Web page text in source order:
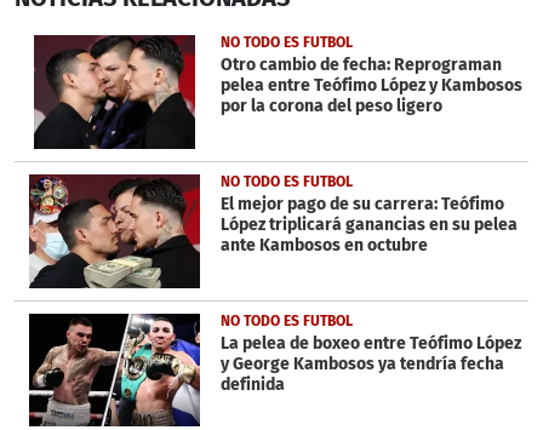
24
seconds
NO TODO ES FUTBOL
Otro cambio de fecha: Reprograman
pelea entre Teófimo López y Kambosos
por la corona del peso ligero
NO TODO ES FUTBOL
El mejor pago de su carrera: Teófimo
López triplicará ganancias en su pelea
ante Kambosos en octubre
NO TODO ES FUTBOL
La pelea de boxeo entre Teófimo López
y George Kambosos ya tendría fecha
definida